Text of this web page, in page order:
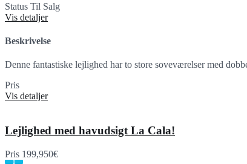
Status Til Salg
Vis detaljer
Beskrivelse
Denne fantastiske lejlighed har to store soveværelser med
Pris
Vis detaljer
Lejlighed med havudsigt La Cala!
Pris 199,950€